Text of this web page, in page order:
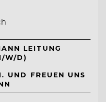
LEITUNG
W/D)
UND FREUEN UNS